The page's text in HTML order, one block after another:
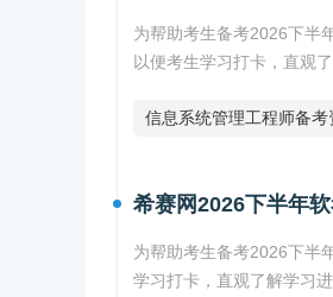
为帮助考生备考2026下半
以便考生学习打卡，直观了
信息系统管理工程师备考
希赛网2026下半年
为帮助考生备考2026下半
学习打卡，直观了解学习进